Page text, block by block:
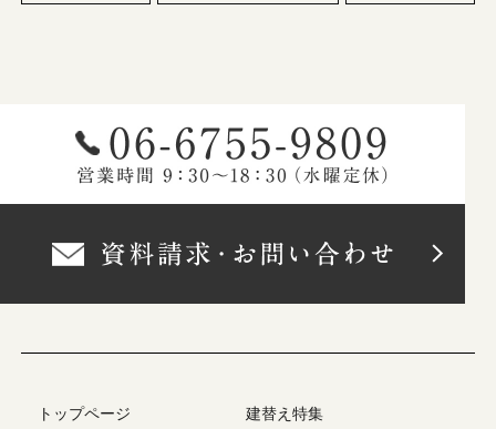
トップページ 建替え特集